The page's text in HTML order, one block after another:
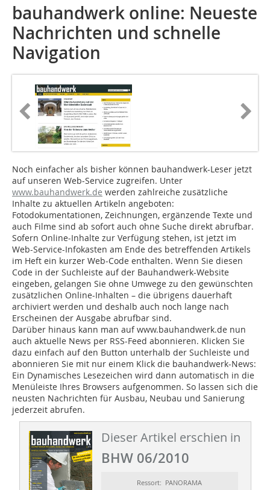
bauhandwerk online: Neueste
Nachrichten und schnelle
Navigation
Noch einfacher als bisher können bauhandwerk-Leser jetzt
auf unseren Web-Service zugreifen. Unter
www.bauhandwerk.de werden zahlreiche zusätzliche
Inhalte zu aktuellen Artikeln angeboten:
Fotodokumentationen, Zeichnungen, ergänzende Texte und
auch Filme sind ab sofort auch ohne Suche direkt abrufbar.
Sofern Online-Inhalte zur Verfügung stehen, ist jetzt im
Web-Service-Infokasten am Ende des betreffenden Artikels
im Heft ein kurzer Web-Code enthalten. Wenn Sie diesen
Code in der Suchleiste auf der Bauhandwerk-Website
eingeben, gelangen Sie ohne Umwege zu den gewünschten
zusätzlichen Online-Inhalten – die übrigens dauerhaft
archiviert werden und deshalb auch noch lange nach
Erscheinen der Ausgabe abrufbar sind.
Darüber hinaus kann man auf www.bauhandwerk.de nun
auch aktuelle News per RSS-Feed abonnieren. Klicken Sie
dazu einfach auf den Button unterhalb der Suchleiste und
abonnieren Sie mit nur einem Klick die bauhandwerk-News:
Ein Dynamisches Lesezeichen wird dann automatisch in die
Menüleiste Ihres Browsers aufgenommen. So lassen sich die
neusten Nachrichten für Ausbau, Neubau und Sanierung
jederzeit abrufen.
Dieser Artikel erschien in
BHW 06/2010
Ressort: PANORAMA